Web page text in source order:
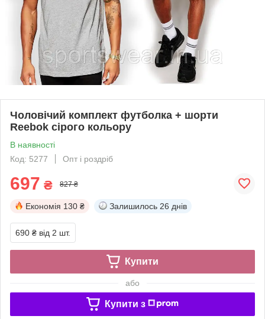
Чоловічий комплект футболка + шорти
Reebok сірого кольору
В наявності
Код: 5277
Опт і роздріб
697 ₴ 827 ₴
Економія 130 ₴ Залишилось 26 днів
690 ₴ від 2 шт.
Купити
або
Купити з